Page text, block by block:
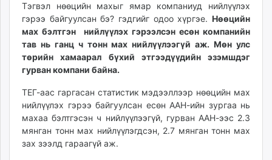
Тэгвэл нөөцийн махыг ямар компаниуд нийлүүлэх
гэрээ байгуулсан бэ? гэдгийг одоо хүргэе. Нөөцийн
мах бэлтгэн нийлүүлэх гэрээлсэн есөн компанийн
тав нь ганц ч тонн мах нийлүүлээгүй аж. Мөн улс
төрийн хамаарал бүхий этгээдүүдийн эзэмшдэг
гурван компани байна.
ТЕГ-аас гаргасан статистик мэдээллээр нөөцийн мах
нийлүүлэх гэрээ байгуулсан есөн ААН-ийн зургаа нь
махаа бэлтгэсэн ч нийлүүлээгүй, гурван ААН-ээс 2.3
мянган тонн мах нийлүүлэгдсэн, 2.7 мянган тонн мах
зах зээлд гараагүй аж.